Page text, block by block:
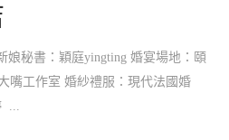
娘秘書：穎庭yingting 婚宴場地：頤
嘴工作室 婚紗禮服：現代法國婚
...